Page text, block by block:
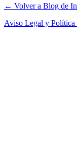
← Volver a Blog de
Aviso Legal y Política